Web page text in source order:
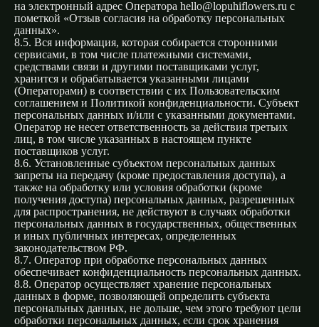
на электронный адрес Оператора hello@lopuhiflowers.ru с
пометкой «Отзыв согласия на обработку персональных
данных».
8.5. Вся информация, которая собирается сторонними
сервисами, в том числе платежными системами,
средствами связи и другими поставщиками услуг,
хранится и обрабатывается указанными лицами
(Операторами) в соответствии с их Пользовательским
соглашением и Политикой конфиденциальности. Субъект
персональных данных и/или с указанными документами.
Оператор не несет ответственность за действия третьих
лиц, в том числе указанных в настоящем пункте
поставщиков услуг.
8.6. Установленные субъектом персональных данных
запреты на передачу (кроме предоставления доступа), а
также на обработку или условия обработки (кроме
получения доступа) персональных данных, разрешенных
для распространения, не действуют в случаях обработки
персональных данных в государственных, общественных
и иных публичных интересах, определенных
законодательством РФ.
8.7. Оператор при обработке персональных данных
обеспечивает конфиденциальность персональных данных.
8.8. Оператор осуществляет хранение персональных
данных в форме, позволяющей определить субъекта
персональных данных, не дольше, чем этого требуют цели
обработки персональных данных, если срок хранения